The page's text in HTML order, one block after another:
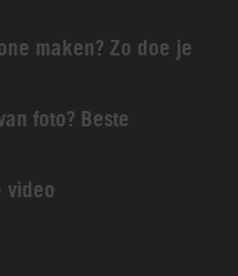
maken? Zo doe je
foto? Beste
video